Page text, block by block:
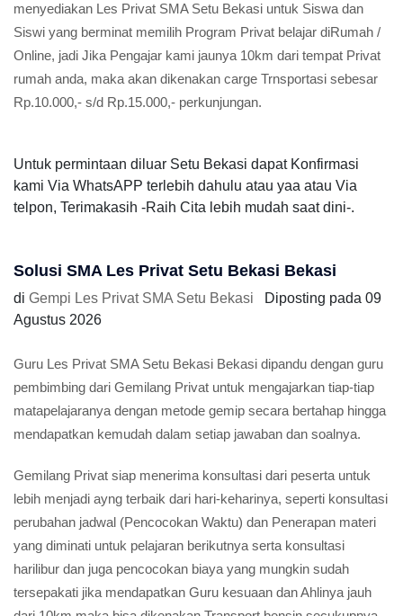
menyediakan Les Privat SMA Setu Bekasi untuk Siswa dan
Siswi yang berminat memilih Program Privat belajar diRumah /
Online, jadi Jika Pengajar kami jaunya 10km dari tempat Privat
rumah anda, maka akan dikenakan carge Trnsportasi sebesar
Rp.10.000,- s/d Rp.15.000,- perkunjungan.
Untuk permintaan diluar Setu Bekasi dapat Konfirmasi
kami Via WhatsAPP terlebih dahulu atau yaa atau Via
telpon, Terimakasih -Raih Cita lebih mudah saat dini-.
Solusi SMA Les Privat Setu Bekasi Bekasi
di Gempi Les Privat SMA Setu Bekasi Diposting pada 09
Agustus 2026
Guru Les Privat SMA Setu Bekasi Bekasi dipandu dengan guru
pembimbing dari Gemilang Privat untuk mengajarkan tiap-tiap
matapelajaranya dengan metode gemip secara bertahap hingga
mendapatkan kemudah dalam setiap jawaban dan soalnya.
Gemilang Privat siap menerima konsultasi dari peserta untuk
lebih menjadi ayng terbaik dari hari-keharinya, seperti konsultasi
perubahan jadwal (Pencocokan Waktu) dan Penerapan materi
yang diminati untuk pelajaran berikutnya serta konsultasi
harilibur dan juga pencocokan biaya yang mungkin sudah
tersepakati jika mendapatkan Guru kesuaan dan Ahlinya jauh